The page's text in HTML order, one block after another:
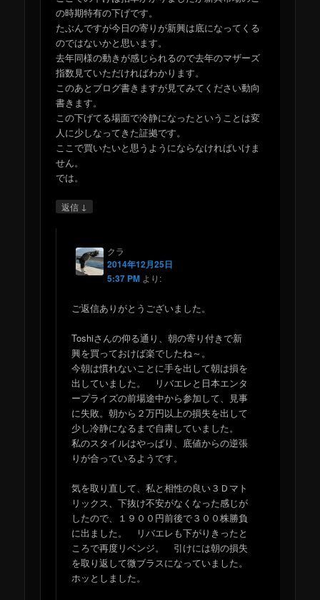
の時期特有の下げです。
たぶんですが今日の寄りが新興は底になってくる
のではないかと思います。
去年同様の動きが感じられるので去年のマザーズ
指数見ていただければわかります。
このあとブログ書きますが見てみてください動向
書きます。
この下げてる場面で冷静になったということは変
人に少しなってきた証拠です。
ここで買いたいと思うようにならなければいけま
せん。
では。
返信 ↓
クラ
2014年12月25日
5:37 PM より:
ご返信ありがとうございました。
Toshiさんの仰る通り、朝の寄り付きで新
興を買っておけば楽でしたね～。
今朝は慣れないことに手を出して朝は損を
出していました。 リバエレと日本エンタ
ープライズの前場途中から参加して、見事
に失敗。朝から２万円以上の損失を出して
少し冷静になるまで自粛していました。
私のスタイルはやっぱり、底値からの逆張
りが合っているようです。
気を取り直して、私と相性の良い３Ｄマト
リックス、下抜け不安がなくなった感じが
したので、１９００円前後で３００株勝負
に出ました。 リバエレも下がりきったと
ころで再度リベンジ。 引けには朝の損失
を取り返して微ブラスになっていました。
ホッとしました。